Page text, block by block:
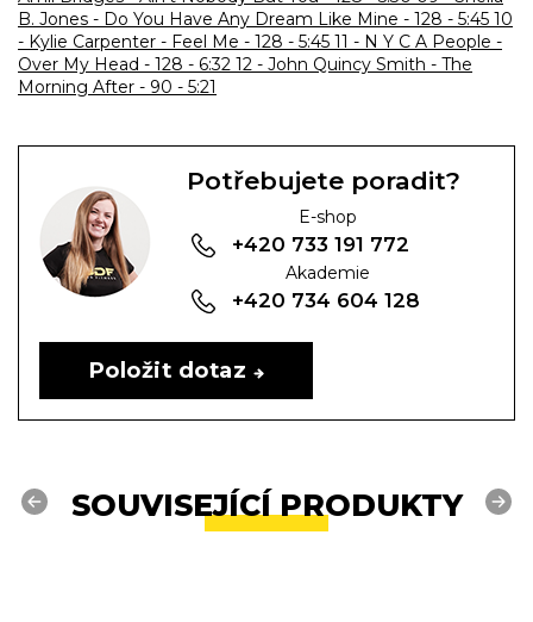
B. Jones - Do You Have Any Dream Like Mine - 128 - 5:45 10
- Kylie Carpenter - Feel Me - 128 - 5:45 11 - N Y C A People -
Over My Head - 128 - 6:32 12 - John Quincy Smith - The
Morning After - 90 - 5:21
Potřebujete poradit?
E-shop
+420 733 191 772
Akademie
+420 734 604 128
Položit dotaz
SOUVISEJÍCÍ PRODUKTY
Previous Next